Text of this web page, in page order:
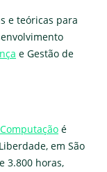
e teóricas para
e Gestão de
é
em São
3.800 horas,